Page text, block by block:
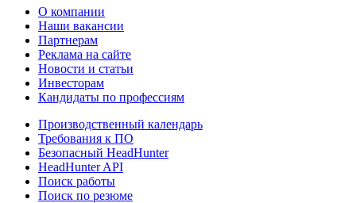
О компании
Наши вакансии
Партнерам
Реклама на сайте
Новости и статьи
Инвесторам
Кандидаты по профессиям
Производственный календарь
Требования к ПО
Безопасный HeadHunter
HeadHunter API
Поиск работы
Поиск по резюме